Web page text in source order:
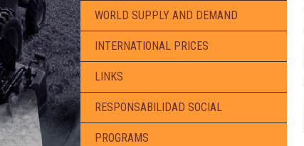
WORLD SUPPLY AND DEMAND
INTERNATIONAL PRICES
LINKS
RESPONSABILIDAD SOCIAL
PROGRAMS